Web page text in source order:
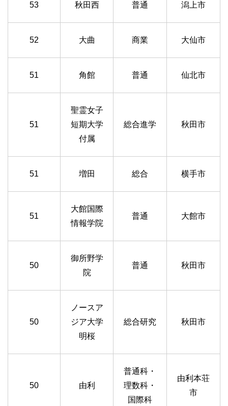
53 秋田西 普通 潟上市
52 大曲 商業 大仙市
51 角館 普通 仙北市
51
聖霊女子
短期大学
付属
総合進学 秋田市
51 増田 総合 横手市
51
大館国際
情報学院
普通 大館市
50
御所野学
院
普通 秋田市
50
ノースア
ジア大学
明桜
総合研究 秋田市
50 由利
普通科・
理数科・
国際科
由利本荘
市